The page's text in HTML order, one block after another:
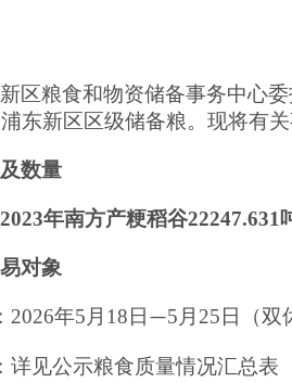
新区粮食和物资储备事务中心
东新区区级储备粮。现将有
数量
3年南方产粳稻谷22247.631
对象
2026年5 月 18 日 —5 月 25 日（双
详见公示粮食质量情况汇总表